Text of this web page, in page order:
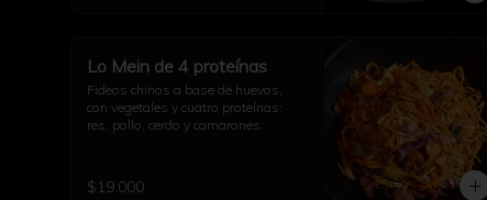
Lo Mein de 4 proteínas
Fideos chinos a base de huevos,
con vegetales y cuatro proteínas:
res, pollo, cerdo y camarones.
$19.000